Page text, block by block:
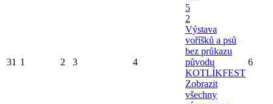
31 1 2 3 4
5
2
Výstava
voříšků a psů
bez průkazu
původu
KOTLÍKFEST
Zobrazit
všechny
6